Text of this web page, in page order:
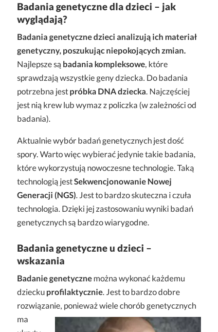
Badania genetyczne dla dzieci – jak
wyglądają?
Badania genetyczne dzieci analizują ich materiał
genetyczny, poszukując niepokojących zmian.
Najlepsze są badania kompleksowe, które
sprawdzają wszystkie geny dziecka. Do badania
potrzebna jestpróbka DNA dziecka. Najczęściej
jest nią krew lub wymaz z policzka (w zależności od
badania).
Aktualnie wybór badań genetycznych jest dość
spory. Warto więc wybierać jedynie takie badania,
które wykorzystują nowoczesne technologie. Taką
technologią jestSekwencjonowanie Nowej
Generacji (NGS). Jest to bardzo skuteczna i czuła
technologia. Dzięki jej zastosowaniu wyniki badań
genetycznych są bardzo wiarygodne.
Badania genetyczne u dzieci –
wskazania
Badanie genetycznemożna wykonać każdemu
dzieckuprofilaktycznie. Jest to bardzo dobre
rozwiązanie, ponieważ wiele chorób genetycznych
ma